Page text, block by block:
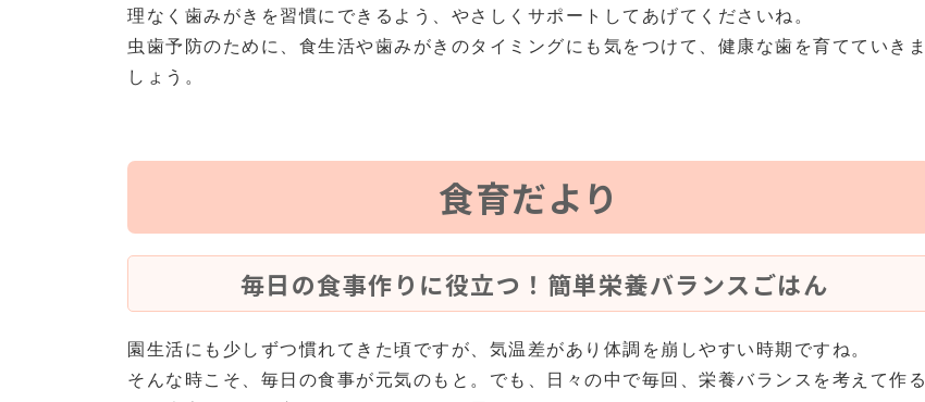
理なく歯みがきを習慣にできるよう、やさしくサポートしてあげてくださいね。
虫歯予防のために、食生活や歯みがきのタイミングにも気をつけて、健康な歯を育てていきま
しょう。
食育だより
毎日の食事作りに役立つ！簡単栄養バランスごはん
園生活にも少しずつ慣れてきた頃ですが、気温差があり体調を崩しやすい時期ですね。
そんな時こそ、毎日の食事が元気のもと。でも、日々の中で毎回、栄養バランスを考えて作る